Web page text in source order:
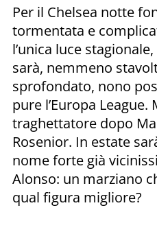
Per il Chelsea notte
tormentata e
l’unica luce
sarà, nemmeno
sprofondato, nono
pure l’Europa League.
traghettatore dopo
Rosenior. In estate
nome forte già
Alonso: un marziano
qual figura migliore?